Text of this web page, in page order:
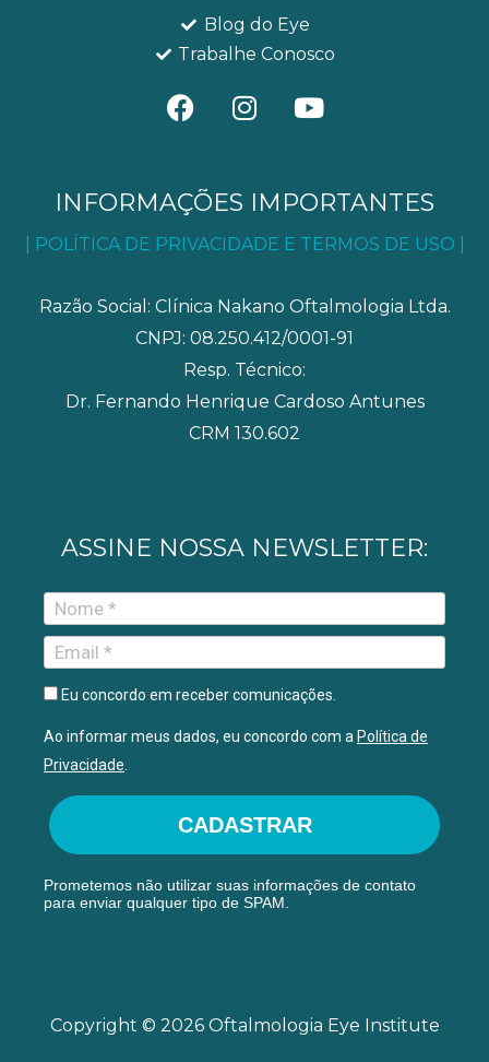
Blog do Eye
Trabalhe Conosco
F
a
b
o
o
I
n
a
g
r
m
Y
o
u
b
e
INFORMAÇÕES IMPORTANTES
| POLÍTICA DE PRIVACIDADE E TERMOS DE USO |
Razão Social: Clínica Nakano Oftalmologia Ltda.
CNPJ: 08.250.412/0001-91
Resp. Técnico:
Dr. Fernando Henrique Cardoso Antunes
CRM 130.602
ASSINE NOSSA NEWSLETTER:
Eu concordo em receber comunicações.
Ao informar meus dados, eu concordo com a Política de
Privacidade
CADASTRAR
Prometemos não utilizar suas informações de contato
para enviar qualquer tipo de SPAM.
Copyright © 2026 Oftalmologia Eye Institute